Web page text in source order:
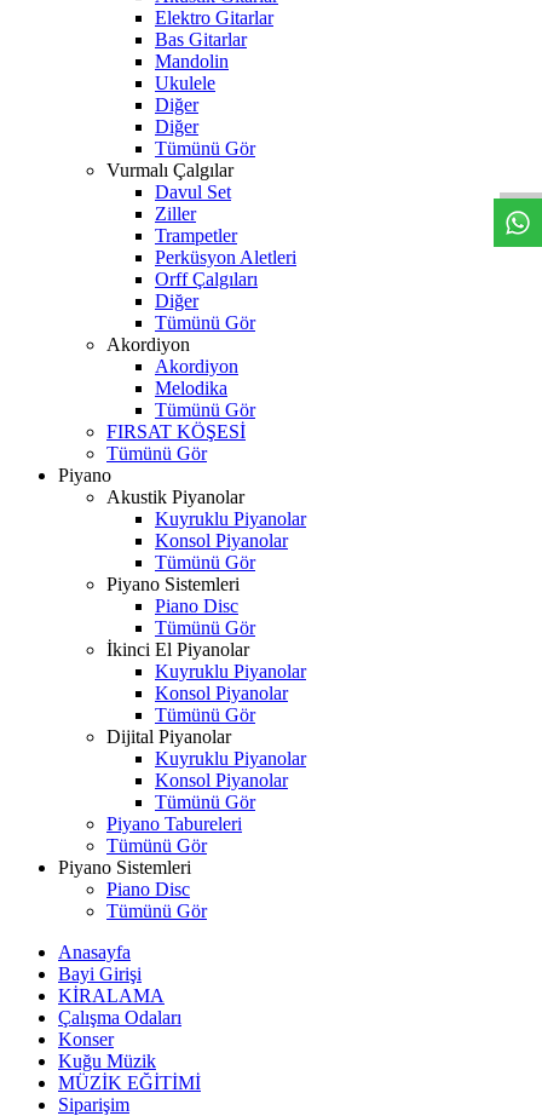
Elektro Gitarlar
Bas Gitarlar
Mandolin
Ukulele
Diğer
Diğer
Tümünü Gör
Vurmalı Çalgılar
Davul Set
Ziller
Trampetler
Perküsyon Aletleri
Orff Çalgıları
Diğer
Tümünü Gör
Akordiyon
Akordiyon
Melodika
Tümünü Gör
FIRSAT KÖŞESİ
Tümünü Gör
Piyano
Akustik Piyanolar
Kuyruklu Piyanolar
Konsol Piyanolar
Tümünü Gör
Piyano Sistemleri
Piano Disc
Tümünü Gör
İkinci El Piyanolar
Kuyruklu Piyanolar
Konsol Piyanolar
Tümünü Gör
Dijital Piyanolar
Kuyruklu Piyanolar
Konsol Piyanolar
Tümünü Gör
Piyano Tabureleri
Tümünü Gör
Piyano Sistemleri
Piano Disc
Tümünü Gör
Anasayfa
Bayi Girişi
KİRALAMA
Çalışma Odaları
Konser
Kuğu Müzik
MÜZİK EĞİTİMİ
Siparişim